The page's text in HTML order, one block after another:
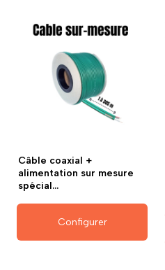
Câble coaxial +
alimentation sur mesure
spécial...
Configurer